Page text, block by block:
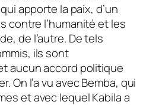
apporte la paix, d’un
contre l’humanité et les
de l’autre. De tels
ils sont
aucun accord politique
On l’a vu avec Bemba, qui
et avec lequel Kabila a